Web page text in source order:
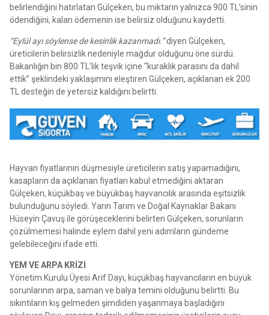
belirlendiğini hatırlatan Gülçeken, bu miktarın yalnızca 900 TL’sinin
ödendiğini, kalan ödemenin ise belirsiz olduğunu kaydetti.
“Eylül ayı söylense de kesinlik kazanmadı.”diyen Gülçeken,
üreticilerin belirsizlik nedeniyle mağdur olduğunu öne sürdü.
Bakanlığın bin 800 TL’lik teşvik içine “kuraklık parasını da dahil
ettik” şeklindeki yaklaşımını eleştiren Gülçeken, açıklanan ek 200
TL desteğin de yetersiz kaldığını belirtti.
Hayvan fiyatlarının düşmesiyle üreticilerin satış yapamadığını,
kasapların da açıklanan fiyatları kabul etmediğini aktaran
Gülçeken, küçükbaş ve büyükbaş hayvancılık arasında eşitsizlik
bulunduğunu söyledi. Yarın Tarım ve Doğal Kaynaklar Bakanı
Hüseyin Çavuş ile görüşeceklerini belirten Gülçeken, sorunların
çözülmemesi halinde eylem dahil yeni adımların gündeme
gelebileceğini ifade etti.
YEM VE ARPA KRİZİ
Yönetim Kurulu Üyesi Arif Dayı, küçükbaş hayvancıların en büyük
sorunlarının arpa, saman ve balya temini olduğunu belirtti. Bu
sıkıntıların kış gelmeden şimdiden yaşanmaya başladığını